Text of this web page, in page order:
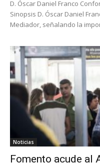
D. Óscar Daniel Franco
Sinopsis D. Óscar Daniel
Mediador, señalando la
Noticias
Fomento acude al